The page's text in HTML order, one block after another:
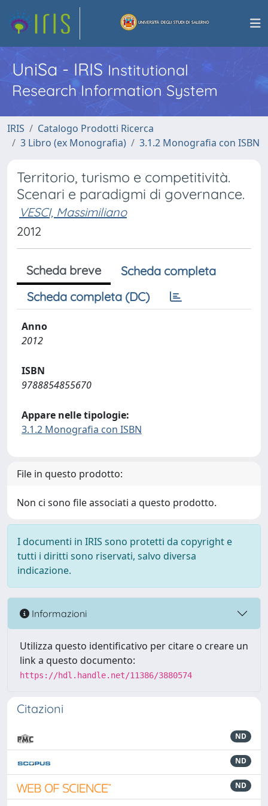
UniSa - IRISInstitutional
Research Information System
IRIS
Catalogo Prodotti Ricerca
3 Libro (ex Monografia)
3.1.2 Monografia con ISBN
Territorio, turismo e competitività.
Scenari e paradigmi di governance.
VESCI, Massimiliano
2012
Scheda breve
Scheda completa
Scheda completa (DC)
Anno
2012
ISBN
9788854855670
Appare nelle tipologie:
3.1.2 Monografia con ISBN
File in questo prodotto:
Non ci sono file associati a questo prodotto.
I documenti in IRIS sono protetti da copyright e
tutti i diritti sono riservati, salvo diversa
indicazione.
Informazioni
Utilizza questo identificativo per citare o creare un
link a questo documento:
https://hdl.handle.net/11386/3880574
Citazioni
ND
ND
ND